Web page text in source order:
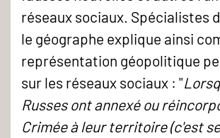
réseaux sociaux. Spécialistes
le géographe explique ainsi
représentation géopolitique
sur les réseaux sociaux : "
Russes ont annexé ou
Crimée à leur territoire (c'est